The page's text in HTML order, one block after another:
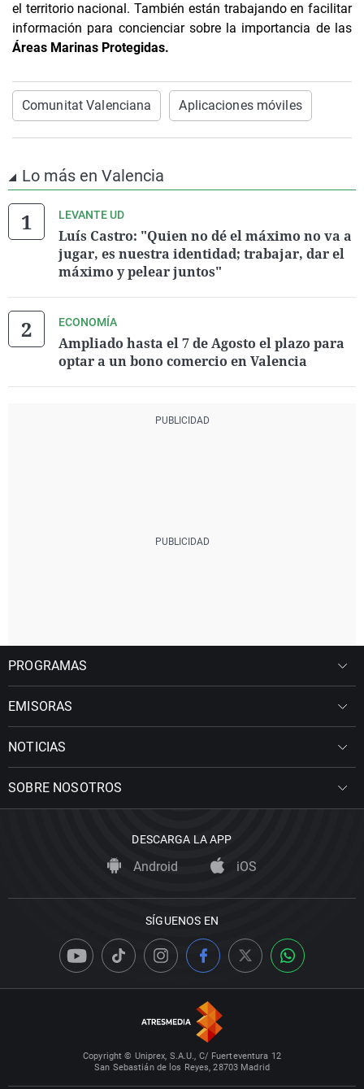
el territorio nacional. También están trabajando en facilitar
información para concienciar sobre la importancia de las
Áreas Marinas Protegidas.
Comunitat Valenciana Aplicaciones móviles
Lo más en Valencia
LEVANTE UD
Luís Castro: "Quien no dé el máximo no va a
jugar, es nuestra identidad; trabajar, dar el
máximo y pelear juntos"
ECONOMÍA
Ampliado hasta el 7 de Agosto el plazo para
optar a un bono comercio en Valencia
PROGRAMAS
EMISORAS
NOTICIAS
SOBRE NOSOTROS
DESCARGA LA APP
Android iOS
SÍGUENOS EN
Copyright © Uniprex, S.A.U., C/ Fuerteventura 12
San Sebastián de los Reyes, 28703 Madrid